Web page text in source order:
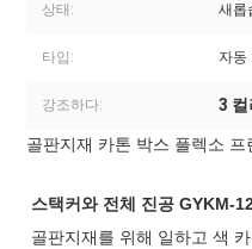
상태: 새롭
타입: 자동
강조하다: 3 컬
골판지재 카톤 박스 플렉소
스택커와 전체 진공 GYKM-
골판지재를 위해 일하고 색